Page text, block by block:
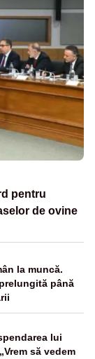
pentru
de ovine
la muncă.
până
lui
să vedem